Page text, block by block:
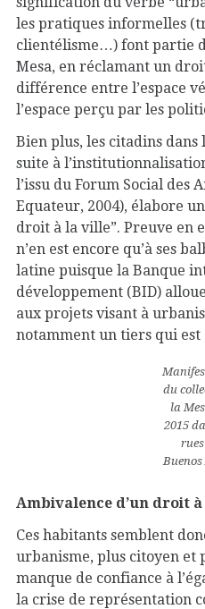
les pratiques informelles
clientélisme…) font partie
Mesa, en réclamant un
différence entre l’espace
l’espace perçu par les
Bien plus, les citadins
suite à
l’issu du Forum Social des
Equateur, 2004), élabore
droit à la ville”. Preuve en
n’en est encore qu’à ses
latine puisque la Banque
développement (BID)
aux projets visant à
notamment un tiers qui est
du
la
2015
Buenos
Ambivalence d’un droit
Ces habitants semblent
urbanisme, plus citoyen et
manque de confiance à
la crise de représentation